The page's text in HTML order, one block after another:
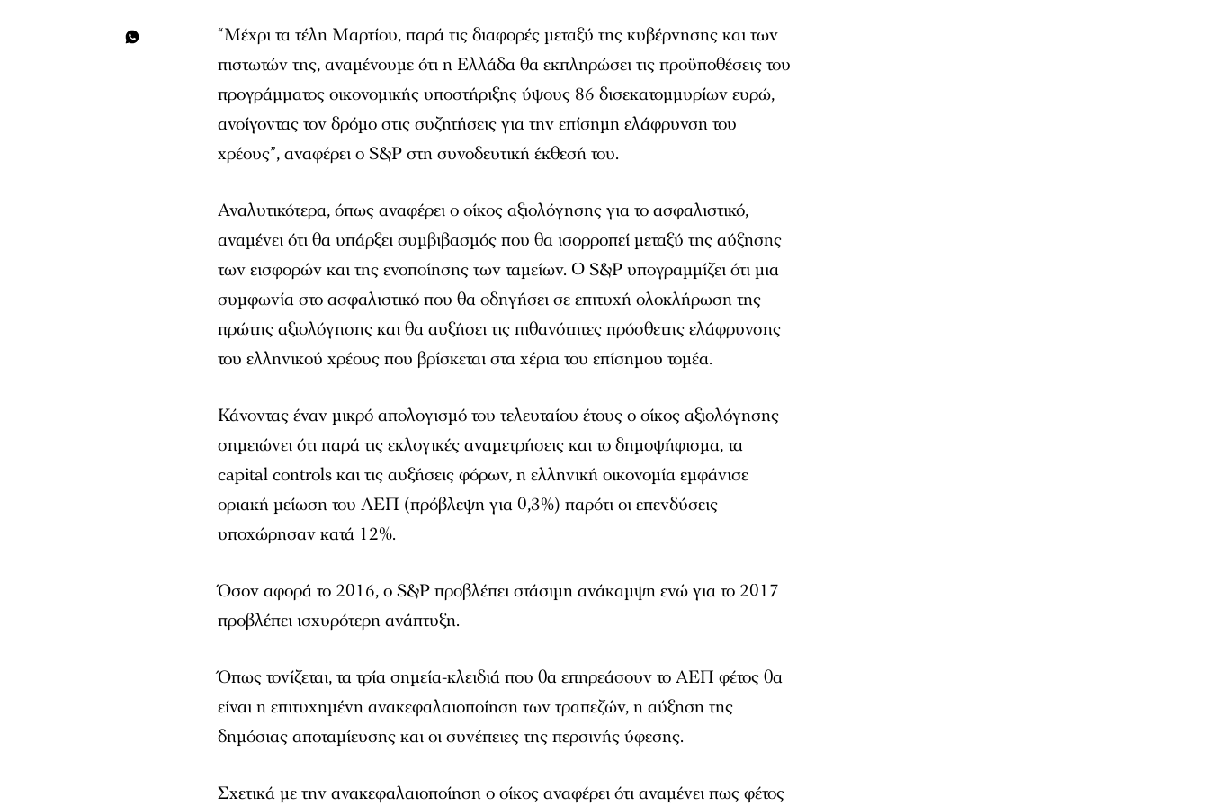
“Μέχρι τα τέλη Μαρτίου, παρά τις διαφορές μεταξύ της κυβέρνησης και των
πιστωτών της, αναμένουμε ότι η Ελλάδα θα εκπληρώσει τις προϋποθέσεις του
προγράμματος οικονομικής υποστήριξης ύψους 86 δισεκατομμυρίων ευρώ,
ανοίγοντας τον δρόμο στις συζητήσεις για την επίσημη ελάφρυνση του
χρέους”, αναφέρει ο S&P στη συνοδευτική έκθεσή του.
Αναλυτικότερα, όπως αναφέρει ο οίκος αξιολόγησης για το ασφαλιστικό,
αναμένει ότι θα υπάρξει συμβιβασμός που θα ισορροπεί μεταξύ της αύξησης
των εισφορών και της ενοποίησης των ταμείων. Ο S&P υπογραμμίζει ότι μια
συμφωνία στο ασφαλιστικό που θα οδηγήσει σε επιτυχή ολοκλήρωση της
πρώτης αξιολόγησης και θα αυξήσει τις πιθανότητες πρόσθετης ελάφρυνσης
του ελληνικού χρέους που βρίσκεται στα χέρια του επίσημου τομέα.
Κάνοντας έναν μικρό απολογισμό του τελευταίου έτους ο οίκος αξιολόγησης
σημειώνει ότι παρά τις εκλογικές αναμετρήσεις και το δημοψήφισμα, τα
capital controls και τις αυξήσεις φόρων, η ελληνική οικονομία εμφάνισε
οριακή μείωση του ΑΕΠ (πρόβλεψη για 0,3%) παρότι οι επενδύσεις
υποχώρησαν κατά 12%.
Όσον αφορά το 2016, ο S&P προβλέπει στάσιμη ανάκαμψη ενώ για το 2017
προβλέπει ισχυρότερη ανάπτυξη.
Όπως τονίζεται, τα τρία σημεία-κλειδιά που θα επηρεάσουν το ΑΕΠ φέτος θα
είναι η επιτυχημένη ανακεφαλαιοποίηση των τραπεζών, η αύξηση της
δημόσιας αποταμίευσης και οι συνέπειες της περσινής ύφεσης.
Σχετικά με την ανακεφαλαιοποίηση ο οίκος αναφέρει ότι αναμένει πως φέτος